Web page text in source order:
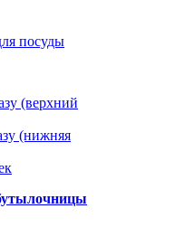
(верхний
(нижняя